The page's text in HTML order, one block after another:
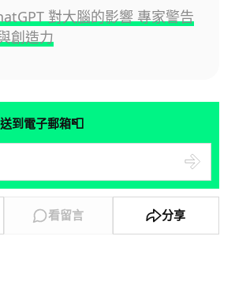
對大腦的影響 專家警告
創造力
到電子郵箱📮
看留言 分享